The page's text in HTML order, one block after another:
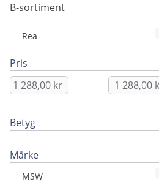
B-sortiment
Rea
Pris
Betyg
Märke
MSW